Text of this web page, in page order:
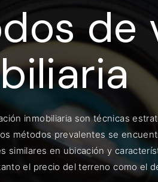
de
inmobiliaria son técnicas
métodos prevalentes se
similares en ubicación y
el precio del terreno como el
ENTRAR